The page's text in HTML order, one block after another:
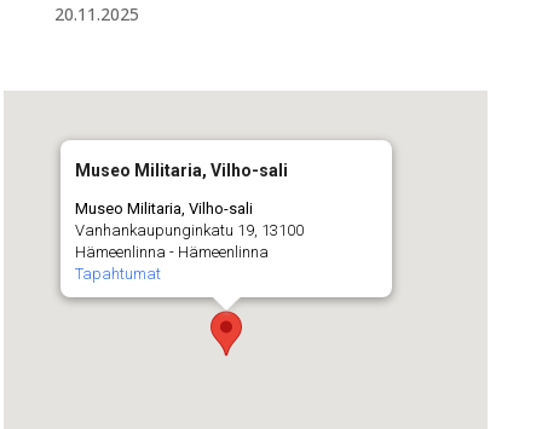
20.11.2025
Museo Militaria, Vilho-sali
Museo Militaria, Vilho-sali
Vanhankaupunginkatu 19, 13100
Hämeenlinna - Hämeenlinna
Tapahtumat